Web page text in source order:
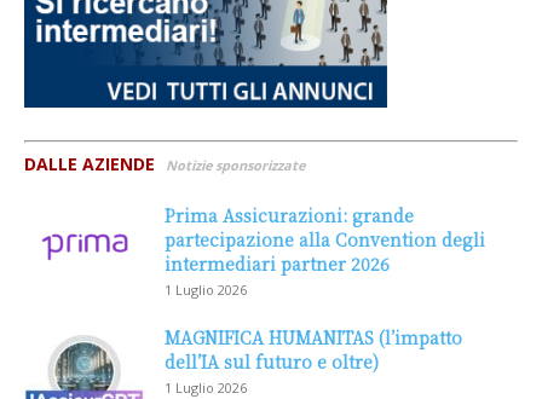
DALLE AZIENDE Notizie sponsorizzate
Prima Assicurazioni: grande
partecipazione alla Convention degli
intermediari partner 2026
1 Luglio 2026
MAGNIFICA HUMANITAS (l’impatto
dell’IA sul futuro e oltre)
1 Luglio 2026